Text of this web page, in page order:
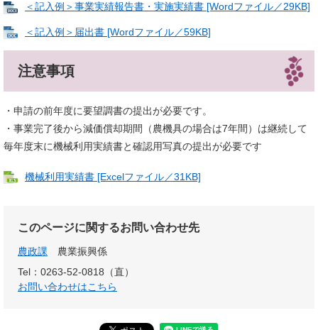
＜記入例＞事業実績報告書・実施実績書 [Wordファイル／29KB]
＜記入例＞届出書 [Wordファイル／59KB]
注意事項
・申請の前年度に要望調書の提出が必要です。
・事業完了後から減価償却期間（農機具の場合は7年間）は継続して
毎年度末に機械利用実績書と確認用写真の提出が必要です
機械利用実績書 [Excelファイル／31KB]
このページに関するお問い合わせ先
農政課
農業振興係
Tel：0263-52-0818（直）
お問い合わせはこちら